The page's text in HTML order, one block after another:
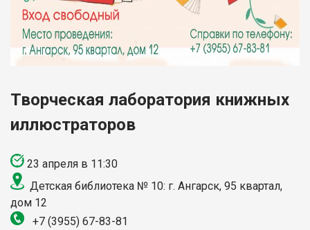
Творческая лаборатория книжных
иллюстраторов
23 апреля в 11:30
Детская библиотека № 10: г. Ангарск, 95 квартал,
дом 12
+7 (3955) 67-83-81